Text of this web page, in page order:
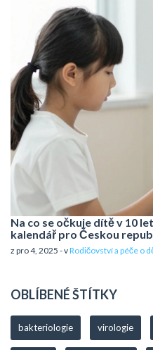
Na co se očkuje dítě v 10
kalendář pro Českou
z pro 4, 2025 - vRodičovství a péče o
OBLÍBENÉ ŠTÍTKY
bakteriologie virologie